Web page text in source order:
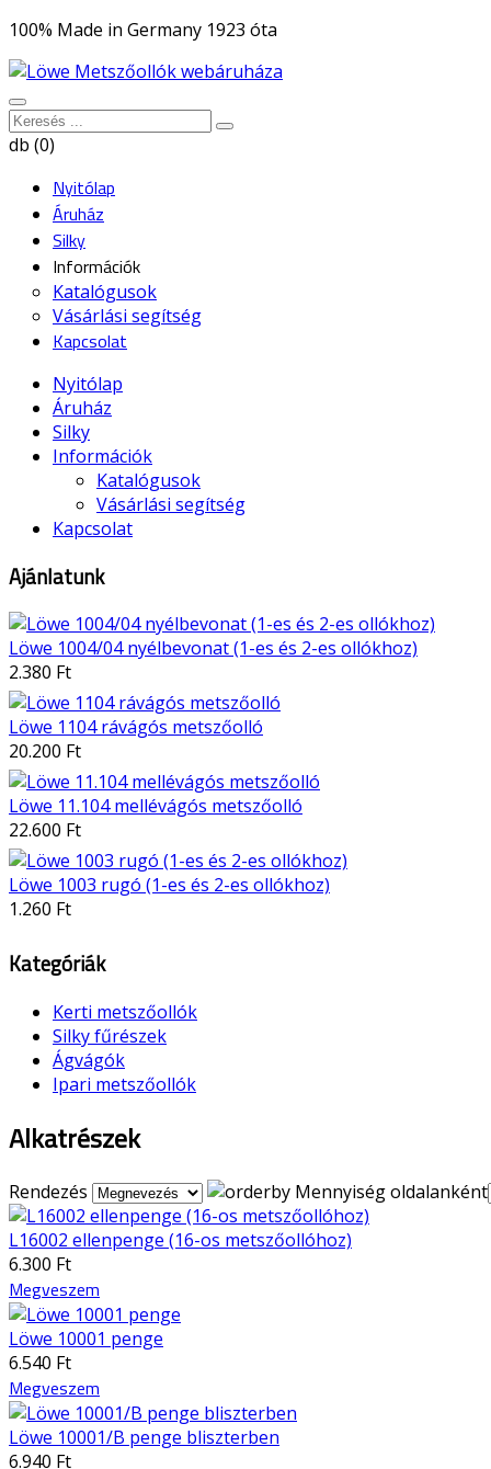
100% Made in Germany 1923 óta
db (0)
Nyitólap
Áruház
Silky
Információk
Katalógusok
Vásárlási segítség
Kapcsolat
Nyitólap
Áruház
Silky
Információk
Katalógusok
Vásárlási segítség
Kapcsolat
Ajánlatunk
Löwe 1004/04 nyélbevonat (1-es és 2-es ollókhoz)
2.380 Ft
Löwe 1104 rávágós metszőolló
20.200 Ft
Löwe 11.104 mellévágós metszőolló
22.600 Ft
Löwe 1003 rugó (1-es és 2-es ollókhoz)
1.260 Ft
Kategóriák
Kerti metszőollók
Silky fűrészek
Ágvágók
Ipari metszőollók
Alkatrészek
Rendezés
Mennyiség oldalanként
L16002 ellenpenge (16-os metszőollóhoz)
6.300 Ft
Megveszem
Löwe 10001 penge
6.540 Ft
Megveszem
Löwe 10001/B penge bliszterben
6.940 Ft